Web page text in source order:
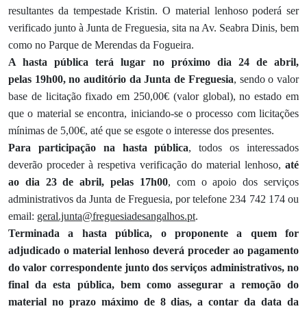
resultantes da tempestade Kristin. O material lenhoso poderá ser
verificado junto à Junta de Freguesia, sita na Av. Seabra Dinis, bem
como no Parque de Merendas da Fogueira.
A hasta pública terá lugar no próximo dia 24 de abril,
pelas 19h00, no auditório da Junta de Freguesia, sendo o valor
base de licitação fixado em 250,00€ (valor global), no estado em
que o material se encontra, iniciando-se o processo com licitações
mínimas de 5,00€, até que se esgote o interesse dos presentes.
Para participação na hasta pública, todos os interessados
deverão proceder à respetiva verificação do material lenhoso, até
ao dia 23 de abril, pelas 17h00, com o apoio dos serviços
administrativos da Junta de Freguesia, por telefone 234 742 174 ou
email: geral.junta@freguesiadesangalhos.pt.
Terminada a hasta pública, o proponente a quem for
adjudicado o material lenhoso deverá proceder ao pagamento
do valor correspondente junto dos serviços administrativos, no
final da esta pública, bem como assegurar a remoção do
material no prazo máximo de 8 dias, a contar da data da